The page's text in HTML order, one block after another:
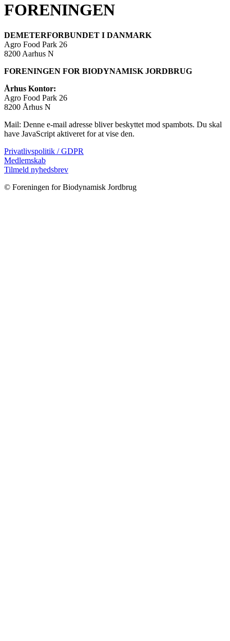
FORENINGEN
DEMETERFORBUNDET I DANMARK
Agro Food Park 26
8200 Aarhus N
FORENINGEN FOR BIODYNAMISK JORDBRUG
Århus Kontor:
Agro Food Park 26
8200 Århus N
Mail: Denne e-mail adresse bliver beskyttet mod spambots. Du skal
have JavaScript aktiveret for at vise den.
Privatlivspolitik / GDPR
Medlemskab
Tilmeld nyhedsbrev
© Foreningen for Biodynamisk Jordbrug